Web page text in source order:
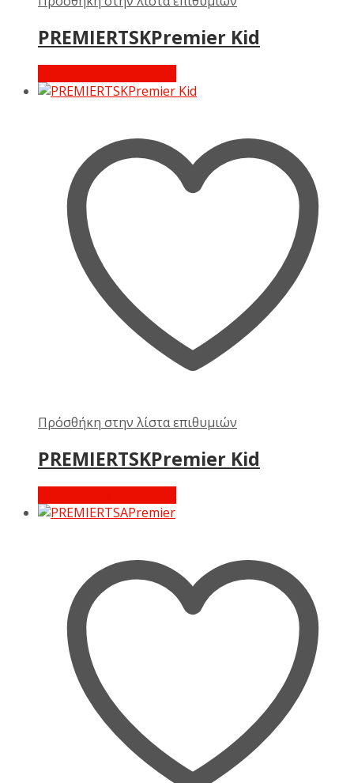
PREMIERTSKPremier Kid
Πρόσθήκη στην λίστα επιθυμιών
PREMIERTSKPremier Kid